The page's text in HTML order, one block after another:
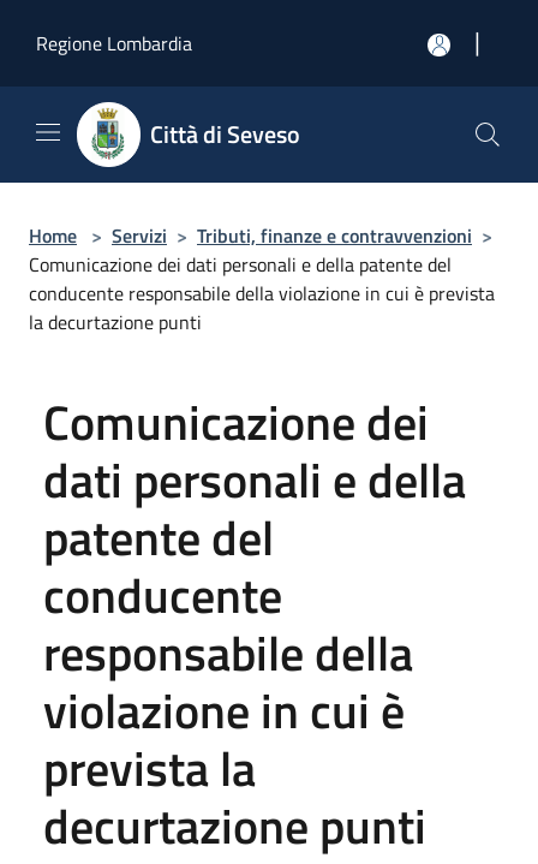
Regione Lombardia
|
Città di Seveso
Home > Servizi > Tributi, finanze e contravvenzioni >
Comunicazione dei dati personali e della patente del
conducente responsabile della violazione in cui è prevista
la decurtazione punti
Comunicazione dei
dati personali e della
patente del
conducente
responsabile della
violazione in cui è
prevista la
decurtazione punti